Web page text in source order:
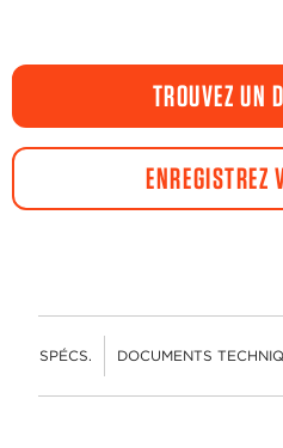
TROUVEZ UN
ENREGISTREZ
SPÉCS. DOCUMENTS